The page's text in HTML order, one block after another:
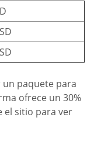
un paquete para
ofrece un 30%
el sitio para ver